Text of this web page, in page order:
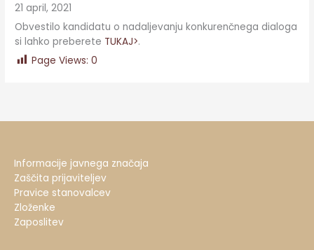
21 april, 2021
Obvestilo kandidatu o nadaljevanju konkurenčnega dialoga
si lahko preberete TUKAJ>.
Page Views: 0
Informacije javnega značaja
Zaščita prijaviteljev
Pravice stanovalcev
Zloženke
Zaposlitev